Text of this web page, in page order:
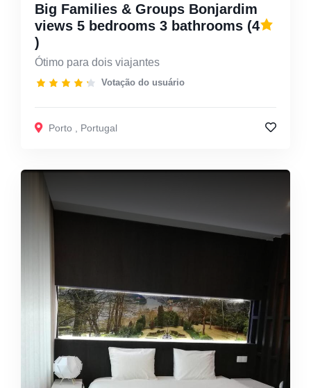
Big Families & Groups Bonjardim
views 5 bedrooms 3 bathrooms (4
)
Ótimo para dois viajantes
Votação do usuário
Porto Portugal